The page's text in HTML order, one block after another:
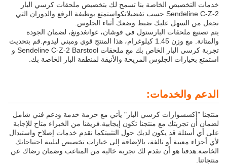
خدمات التخصيص الخاصة بنا تسمح لك بتخصيص ملحقات كرسي البار
Sendeline C-Z-2 حسب تفضيلاتكواستمتع بوظيفة الرفع والدوران التي
تجعل من السهل عليك ضبط وضعك أثناء الجلوس.
يتم تصنيع ملحقات البارستول في فوشان، غوانغدونغ، لضمان الجودة
والمتانة. مع وزن 1.45 كيلوغرام، هذا المنتج قوي ومبني ليدوم.قم بتحديث
تجربة كرسي البار الخاص بك مع ملحقات Sendeline C-Z-2 Barstool و
استمتع بخيارات الجلوس المريحة والأنيقة لمنطقة البار الخاصة بك.
الدعم والخدمات:
منتجنا "إكسسوارات كرسي البار" يأتي مع حزمة خدمة ودعم فني شامل
لضمان أن تجربتك مع منتجنا تكون إيجابية.فريقنا من الخبراء متاح للإجابة
على أي أسئلة قد يكون لديك حول التثبيتكما نقدم خدمات إصلاح واستبدال
لأي أجزاء معيبة أو تالفة، بالإضافة إلى خيارات تخصيص لتلبية احتياجاتك
الخاصة.هدفنا هو أن نقدم لك تجربة خالية من المتاعب وضمان رضاك عن
منتجاتنا.